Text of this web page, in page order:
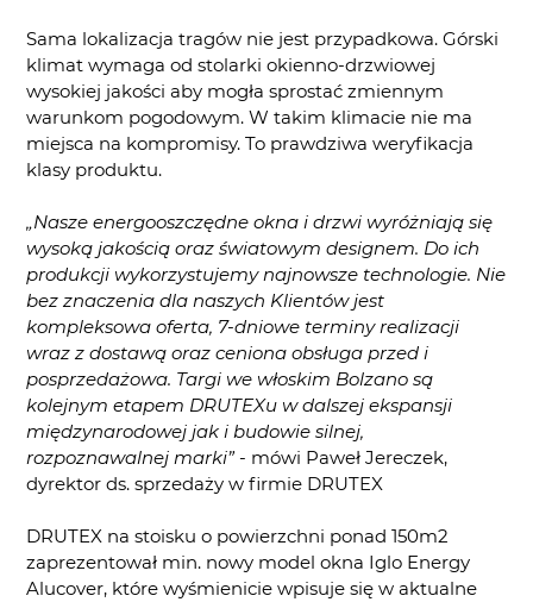
Sama lokalizacja tragów nie jest przypadkowa. Górski
klimat wymaga od stolarki okienno-drzwiowej
wysokiej jakości aby mogła sprostać zmiennym
warunkom pogodowym. W takim klimacie nie ma
miejsca na kompromisy. To prawdziwa weryfikacja
klasy produktu.
„Nasze energooszczędne okna i drzwi wyróżniają się
wysoką jakością oraz światowym designem. Do ich
produkcji wykorzystujemy najnowsze technologie. Nie
bez znaczenia dla naszych Klientów jest
kompleksowa oferta, 7-dniowe terminy realizacji
wraz z dostawą oraz ceniona obsługa przed i
posprzedażowa. Targi we włoskim Bolzano są
kolejnym etapem DRUTEXu w dalszej ekspansji
międzynarodowej jak i budowie silnej,
rozpoznawalnej marki”- mówi Paweł Jereczek,
dyrektor ds. sprzedaży w firmie DRUTEX
DRUTEX na stoisku o powierzchni ponad 150m2
zaprezentował min. nowy model okna Iglo Energy
Alucover, które wyśmienicie wpisuje się w aktualne